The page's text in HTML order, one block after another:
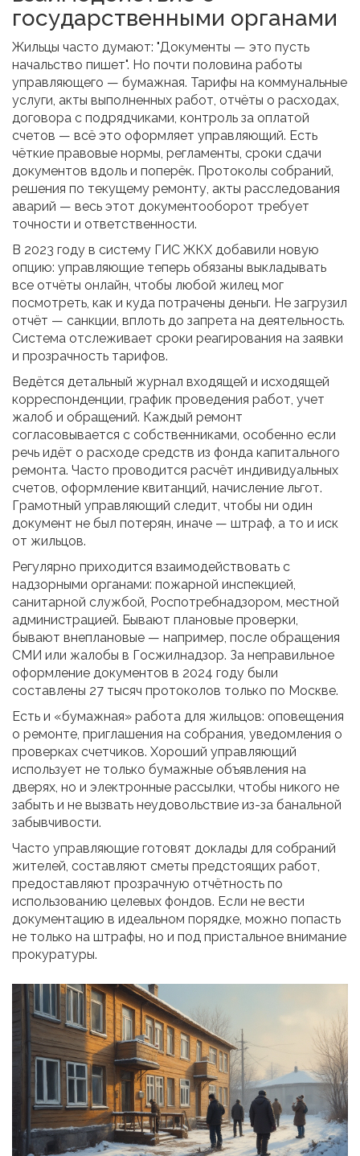
государственными органами
Жильцы часто думают: "Документы — это пусть
начальство пишет". Но почти половина работы
управляющего — бумажная. Тарифы на коммунальные
услуги, акты выполненных работ, отчёты о расходах,
договора с подрядчиками, контроль за оплатой
счетов — всё это оформляет управляющий. Есть
чёткие правовые нормы, регламенты, сроки сдачи
документов вдоль и поперёк. Протоколы собраний,
решения по текущему ремонту, акты расследования
аварий — весь этот документооборот требует
точности и ответственности.
В 2023 году в систему ГИС ЖКХ добавили новую
опцию: управляющие теперь обязаны выкладывать
все отчёты онлайн, чтобы любой жилец мог
посмотреть, как и куда потрачены деньги. Не загрузил
отчёт — санкции, вплоть до запрета на деятельность.
Система отслеживает сроки реагирования на заявки
и прозрачность тарифов.
Ведётся детальный журнал входящей и исходящей
корреспонденции, график проведения работ, учет
жалоб и обращений. Каждый ремонт
согласовывается с собственниками, особенно если
речь идёт о расходе средств из фонда капитального
ремонта. Часто проводится расчёт индивидуальных
счетов, оформление квитанций, начисление льгот.
Грамотный управляющий следит, чтобы ни один
документ не был потерян, иначе — штраф, а то и иск
от жильцов.
Регулярно приходится взаимодействовать с
надзорными органами: пожарной инспекцией,
санитарной службой, Роспотребнадзором, местной
администрацией. Бывают плановые проверки,
бывают внеплановые — например, после обращения
СМИ или жалобы в Госжилнадзор. За неправильное
оформление документов в 2024 году были
составлены 27 тысяч протоколов только по Москве.
Есть и «бумажная» работа для жильцов: оповещения
о ремонте, приглашения на собрания, уведомления о
проверках счетчиков. Хороший управляющий
использует не только бумажные объявления на
дверях, но и электронные рассылки, чтобы никого не
забыть и не вызвать неудовольствие из-за банальной
забывчивости.
Часто управляющие готовят доклады для собраний
жителей, составляют сметы предстоящих работ,
предоставляют прозрачную отчётность по
использованию целевых фондов. Если не вести
документацию в идеальном порядке, можно попасть
не только на штрафы, но и под пристальное внимание
прокуратуры.